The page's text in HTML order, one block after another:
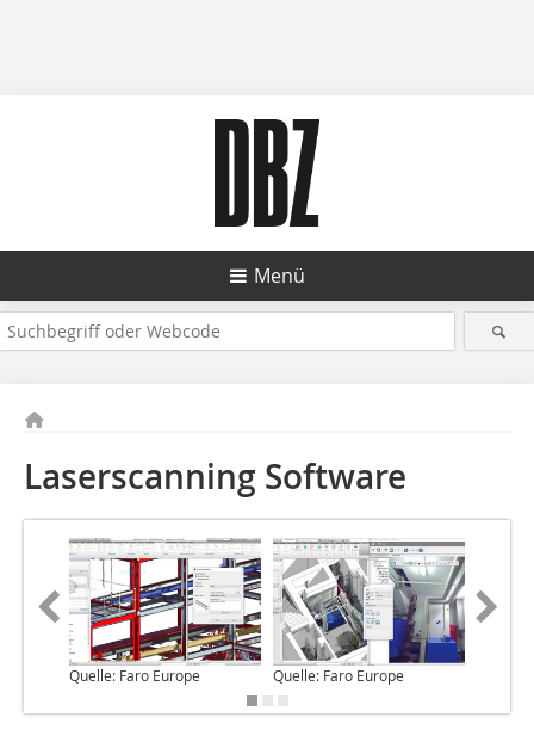
Menü
Laserscanning Software
Quelle: Faro Europe Quelle: Faro Europe